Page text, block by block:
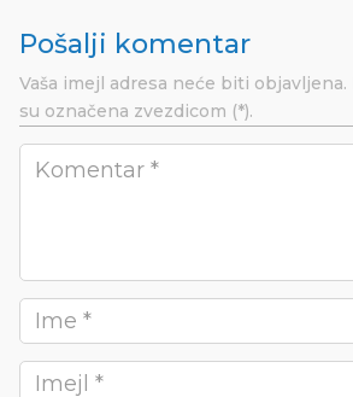
Pošalji komentar
Vaša imejl adresa neće biti objavljena.
su označena zvezdicom (*).